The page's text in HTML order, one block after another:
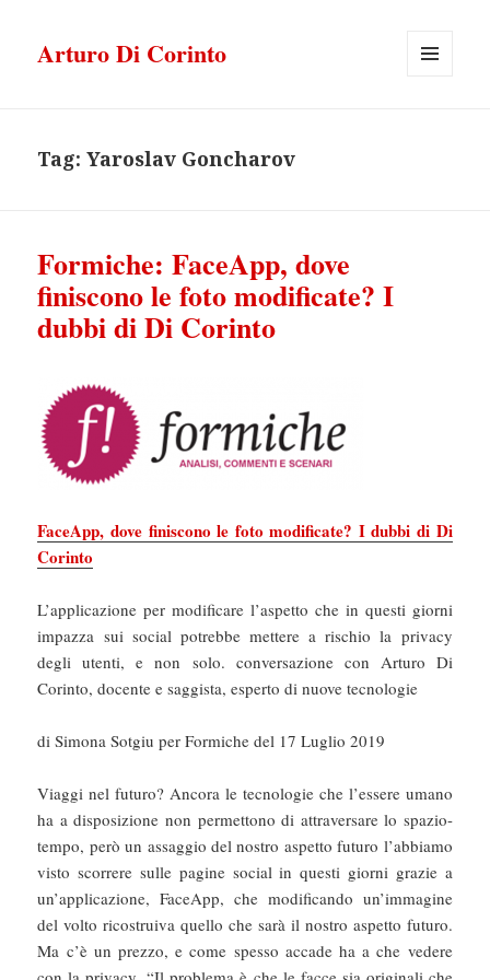
Arturo Di Corinto
Tag:Yaroslav Goncharov
Formiche: FaceApp, dove
finiscono le foto modificate? I
dubbi di Di Corinto
FaceApp, dove finiscono le foto modificate? I dubbi di Di
Corinto
L’applicazione per modificare l’aspetto che in questi giorni
impazza sui social potrebbe mettere a rischio la privacy
degli utenti, e non solo. conversazione con Arturo Di
Corinto, docente e saggista, esperto di nuove tecnologie
di Simona Sotgiu per Formiche del 17 Luglio 2019
Viaggi nel futuro? Ancora le tecnologie che l’essere umano
ha a disposizione non permettono di attraversare lo spazio-
tempo, però un assaggio del nostro aspetto futuro l’abbiamo
visto scorrere sulle pagine social in questi giorni grazie a
un’applicazione, FaceApp, che modificando un’immagine
del volto ricostruiva quello che sarà il nostro aspetto futuro.
Ma c’è un prezzo, e come spesso accade ha a che vedere